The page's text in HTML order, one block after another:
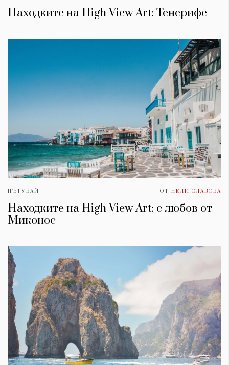
Находките на High View Art: Тенерифе
ПЪТУВАЙ ОТ НЕЛИ СЛАВОВА
Находките на High View Art: с любов от
Миконос
КАТЕГОРИИ
Wine&Dine
Подкасти
Мода
Dialogue
Изкуство
ЗА НАС
Условия за
ползване
За нас
Реклама
Политика за